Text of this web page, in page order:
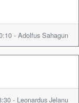
- Adolfus Sahagun
- Leonardus Jelanu